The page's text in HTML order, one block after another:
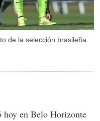
de la selección brasileña.
hoy en Belo Horizonte